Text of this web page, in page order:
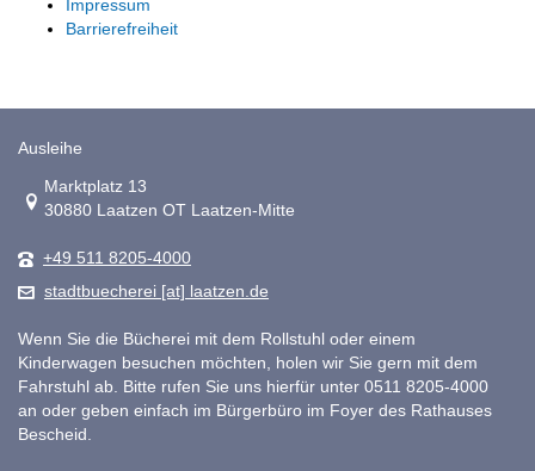
Impressum
Barrierefreiheit
Ausleihe
Link zur Google-Maps Navigation
Marktplatz 13
30880 Laatzen OT Laatzen-Mitte
+49 511 8205-4000
stadtbuecherei [at] laatzen.de
Wenn Sie die Bücherei mit dem Rollstuhl oder einem
Kinderwagen besuchen möchten, holen wir Sie gern mit dem
Fahrstuhl ab. Bitte rufen Sie uns hierfür unter 0511 8205-4000
an oder geben einfach im Bürgerbüro im Foyer des Rathauses
Bescheid.